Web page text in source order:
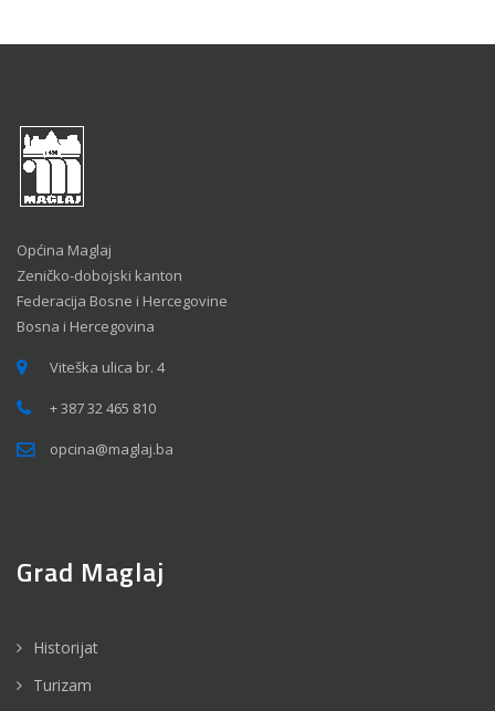
Općina Maglaj
Zeničko-dobojski kanton
Federacija Bosne i Hercegovine
Bosna i Hercegovina
Viteška ulica br. 4
+ 387 32 465 810
opcina@maglaj.ba
Grad Maglaj
Historijat
Turizam